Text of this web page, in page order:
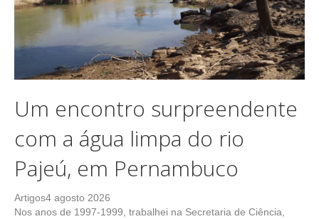
Um encontro surpreendente
com a água limpa do rio
Pajeú, em Pernambuco
Artigos4 agosto 2026
Nos anos de 1997-1999, trabalhei na Secretaria de Ciência,